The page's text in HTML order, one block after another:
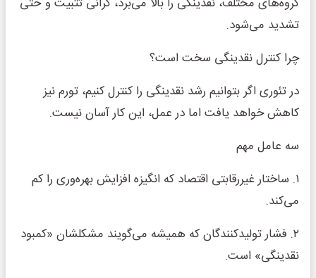
تشدید می‌شود.
چرا کنترل نقدینگی سخت است؟
در تئوری اگر بتوانیم رشد نقدینگی را کنترل کنیم، تورم نیز
کاهش خواهد یافت اما در عمل، این کار آسان نیست.
سه عامل مهم
۱. ساختار غیررقابتی اقتصاد که انگیزه افزایش بهره‌وری را کم
می‌کند.
۲. فشار تولیدکنندگان که همیشه می‌گویند مشکلشان «کمبود
نقدینگی» است.